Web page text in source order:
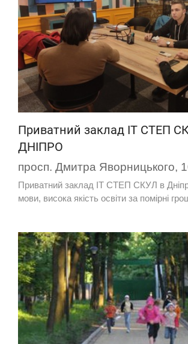
Приватний заклад ІТ СТЕП
ДНІПРО
просп. Дмитра Яворницького,
Приватний заклад ІТ СТЕП СКУЛ в
мови, висока якість освіти за помірні